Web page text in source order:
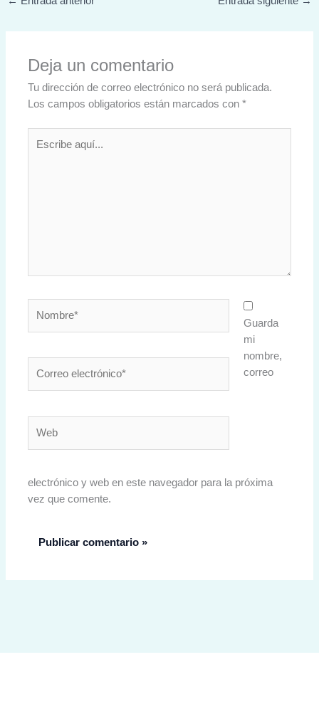
Deja un comentario
Tu dirección de correo electrónico no será publicada.
Los campos obligatorios están marcados con*
aquí...
electrónico*
Guarda
mi
nombre,
correo
electrónico y web en este navegador para la próxima
vez que comente.